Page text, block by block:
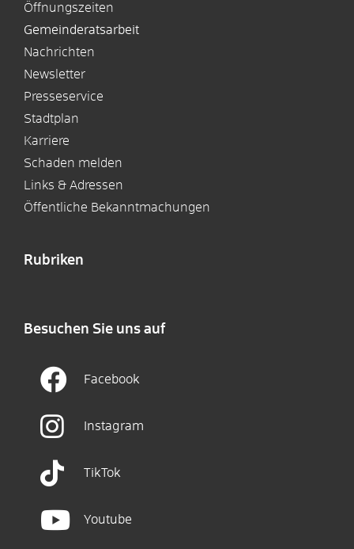
Öffnungszeiten
Gemeinderatsarbeit
Nachrichten
Newsletter
Presseservice
Stadtplan
Karriere
Schaden melden
Links & Adressen
Öffentliche Bekanntmachungen
Rubriken
Besuchen Sie uns auf
Facebook
Instagram
TikTok
Youtube